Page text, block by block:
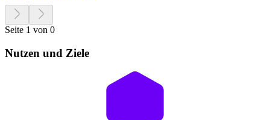
Seite 1 von 0
Nutzen und Ziele